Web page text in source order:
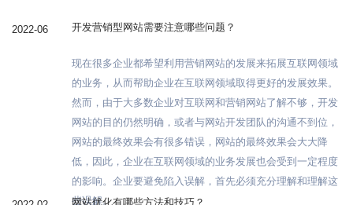
2022-06 开发营销型网站需要注意哪些问题？
现在很多企业都希望利用营销网站的发展来拓展互联网领域
的业务，从而帮助企业在互联网领域取得更好的发展效果。
然而，由于大多数企业对互联网和营销网站了解不够，开发
网站的目的仍然明确，或者与网站开发团队的沟通不到位，
网站的最终效果会有很多错误，网站的最终效果会大大降
低，因此，企业在互联网领域的业务发展也会受到一定程度
的影响。企业要避免陷入误解，首先必须充分理解和理解这
些误解。
网站优化有哪些方法和技巧？